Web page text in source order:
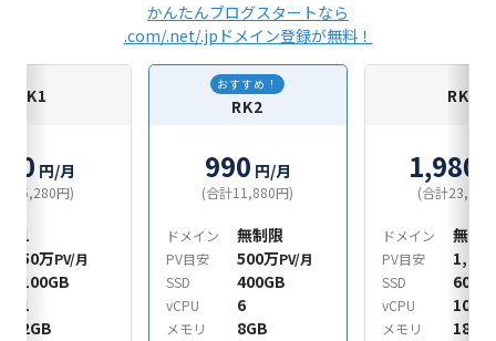
かんたんブログスタートなら
.com/.net/.jpドメイン登録が無料！
RK1
円/月
計5,280円)
1
50万PV/月
100GB
1
2GB
おすすめ！
RK2
990 円/月
(合計11,880円)
ドメイン 無制限
PV目安 500万PV/月
SSD
400GB
vCPU 6
メモリ 8GB
RK3
1,980
(合計23,760
ドメイン 無制
PV目安
SSD
vCPU 10
メモリ 18GB